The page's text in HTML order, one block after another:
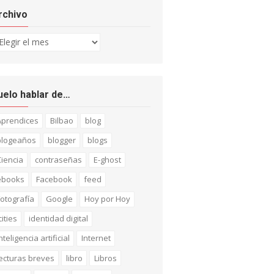
hablar de…
Bilbao
blog
blogger
blogs
contraseñas
E-ghost
Facebook
feed
Google
Hoy por Hoy
identidad digital
artificial
Internet
breves
libro
Libros